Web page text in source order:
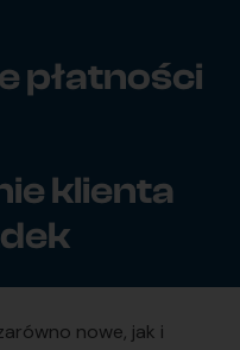
płatności
klienta
nowe, jak i